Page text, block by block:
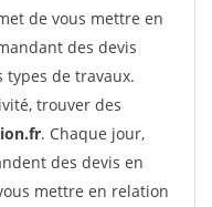
de vous mettre en
des devis
types de travaux.
trouver des
. Chaque jour,
des devis en
mettre en relation